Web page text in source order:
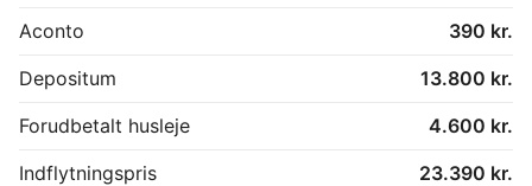
Aconto
390 kr.
Depositum
13.800 kr.
Forudbetalt husleje
4.600 kr.
Indflytningspris
23.390 kr.